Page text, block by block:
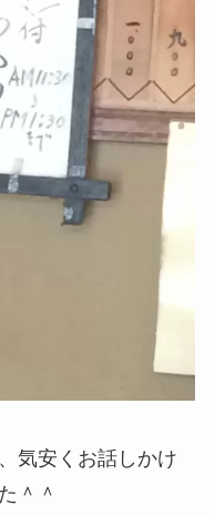
気安くお話しかけ
＾＾